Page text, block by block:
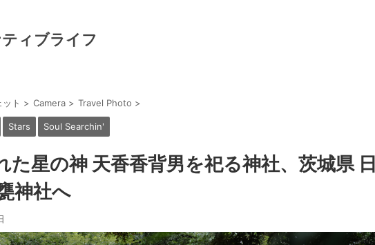
ィブライフ
ト > Camera > Travel Photo >
Stars Soul Searchin'
た星の神 天香香背男を祀る神社、茨城県 日
神社へ